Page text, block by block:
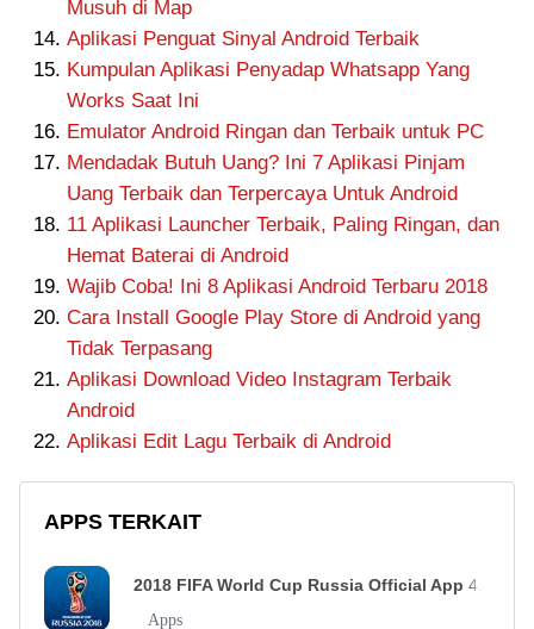
Musuh di Map
Aplikasi Penguat Sinyal Android Terbaik
Kumpulan Aplikasi Penyadap Whatsapp Yang
Works Saat Ini
Emulator Android Ringan dan Terbaik untuk PC
Mendadak Butuh Uang? Ini 7 Aplikasi Pinjam
Uang Terbaik dan Terpercaya Untuk Android
11 Aplikasi Launcher Terbaik, Paling Ringan, dan
Hemat Baterai di Android
Wajib Coba! Ini 8 Aplikasi Android Terbaru 2018
Cara Install Google Play Store di Android yang
Tidak Terpasang
Aplikasi Download Video Instagram Terbaik
Android
Aplikasi Edit Lagu Terbaik di Android
APPS TERKAIT
2018 FIFA World Cup Russia Official App 4.2.49
Apps